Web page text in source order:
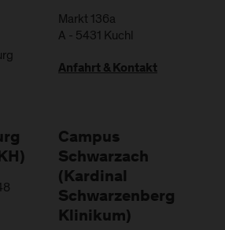
Markt 136a
A - 5431 Kuchl
Anfahrt & Kontakt
Campus
Schwarzach
(Kardinal
Schwarzenberg
Klinikum)